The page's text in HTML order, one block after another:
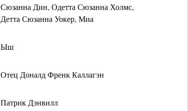
Сюзанна Дин, Одетта Сюзанна Холмс,
Детта Сюзанна Уокер, Миа
Ыш
Отец Доналд Френк Каллагэн
Патрик Дэнвилл